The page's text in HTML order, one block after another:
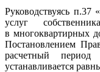
Руководствуясь п.37
услуг
в многоквартирных
Постановлением
расчетный
устанавливается